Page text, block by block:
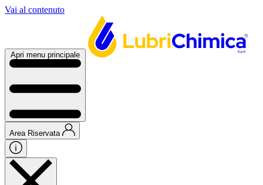
Vai al contenuto
Apri menu principale
Area Riservata